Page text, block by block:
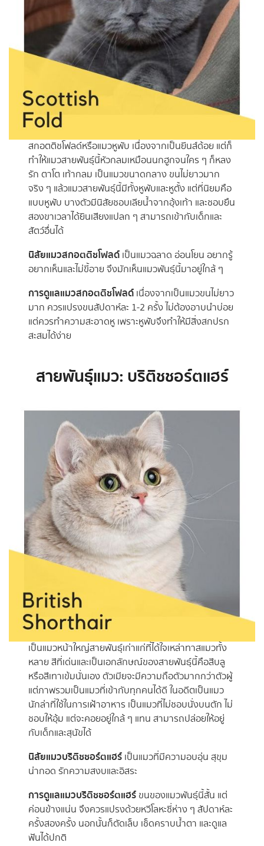
สกอตติชโฟลด์หรือแมวหูพับ เนื่องจากเป็นยีนส์ด้อย แต่ก็
ทำให้แมวสายพันธุ์นี้หัวกลมเหมือนนกฮูกจนใคร ๆ ก็หลง
รัก ตาโต เท้ากลม เป็นแมวขนาดกลาง ขนไม่ยาวมาก
จริง ๆ แล้วแมวสายพันธุ์นี้มีทั้งหูพับและหูตั้ง แต่ที่นิยมคือ
แบบหูพับ บางตัวมีนิสัยชอบเลียน้ำจากอุ้งเท้า และชอบยืน
สองขาเวลาได้ยินเสียงแปลก ๆ สามารถเข้ากับเด็กและ
สัตว์อื่นได้
นิสัยแมวสกอตติชโฟลด์ เป็นแมวฉลาด อ่อนโยน อยากรู้
อยากเห็นและไม่ขี้อาย จึงมักเห็นแมวพันธุ์นี้มาอยู่ใกล้ ๆ
การดูแลแมวสกอตติชโฟลด์ เนื่องจากเป็นแมวขนไม่ยาว
มาก ควรแปรงขนสัปดาห์ละ 1-2 ครั้ง ไม่ต้องอาบนำบ่อย
แต่ควรทำความสะอาดหู เพราะหูพับจึงทำให้มีสิ่งสกปรก
สะสมได้ง่าย
สายพันธุ์แมว: บริติชชอร์ตแฮร์
เป็นแมวหน้าใหญ่สายพันธุ์เก่าแก่ที่ได้ใจเหล่าทาสแมวทั้ง
หลาย สีที่เด่นและเป็นเอกลักษณ์ของสายพันธุ์นี้คือสีบลู
หรือสีเทาเข้มนั่นเอง ตัวเมียจะมีความถือตัวมากกว่าตัวผู้
แต่ภาพรวมเป็นแมวที่เข้ากับทุกคนได้ดี ในอดีตเป็นแมว
นักล่าที่ใช้ในการเฝ้าอาหาร เป็นแมวที่ไม่ชอบนั่งบนตัก ไม่
ชอบให้อุ้ม แต่จะคอยอยู่ใกล้ ๆ แทน สามารถปล่อยให้อยู่
กับเด็กและสุนัขได้
นิสัยแมวบริติชชอร์ตแฮร์ เป็นแมวที่มีความอบอุ่น สุขุม
น่ากอด รักความสงบและอิสระ
การดูแลแมวบริติชชอร์ตแฮร์ ขนของแมวพันธุ์นี้สั้น แต่
ค่อนข้างแน่น จึงควรแปรงด้วยหวีโลหะซี่ห่าง ๆ สัปดาห์ละ
ครั้งสองครั้ง นอกนั้นก็ตัดเล็บ เช็ดคราบน้ำตา และดูแล
ฟันได้ปกติ